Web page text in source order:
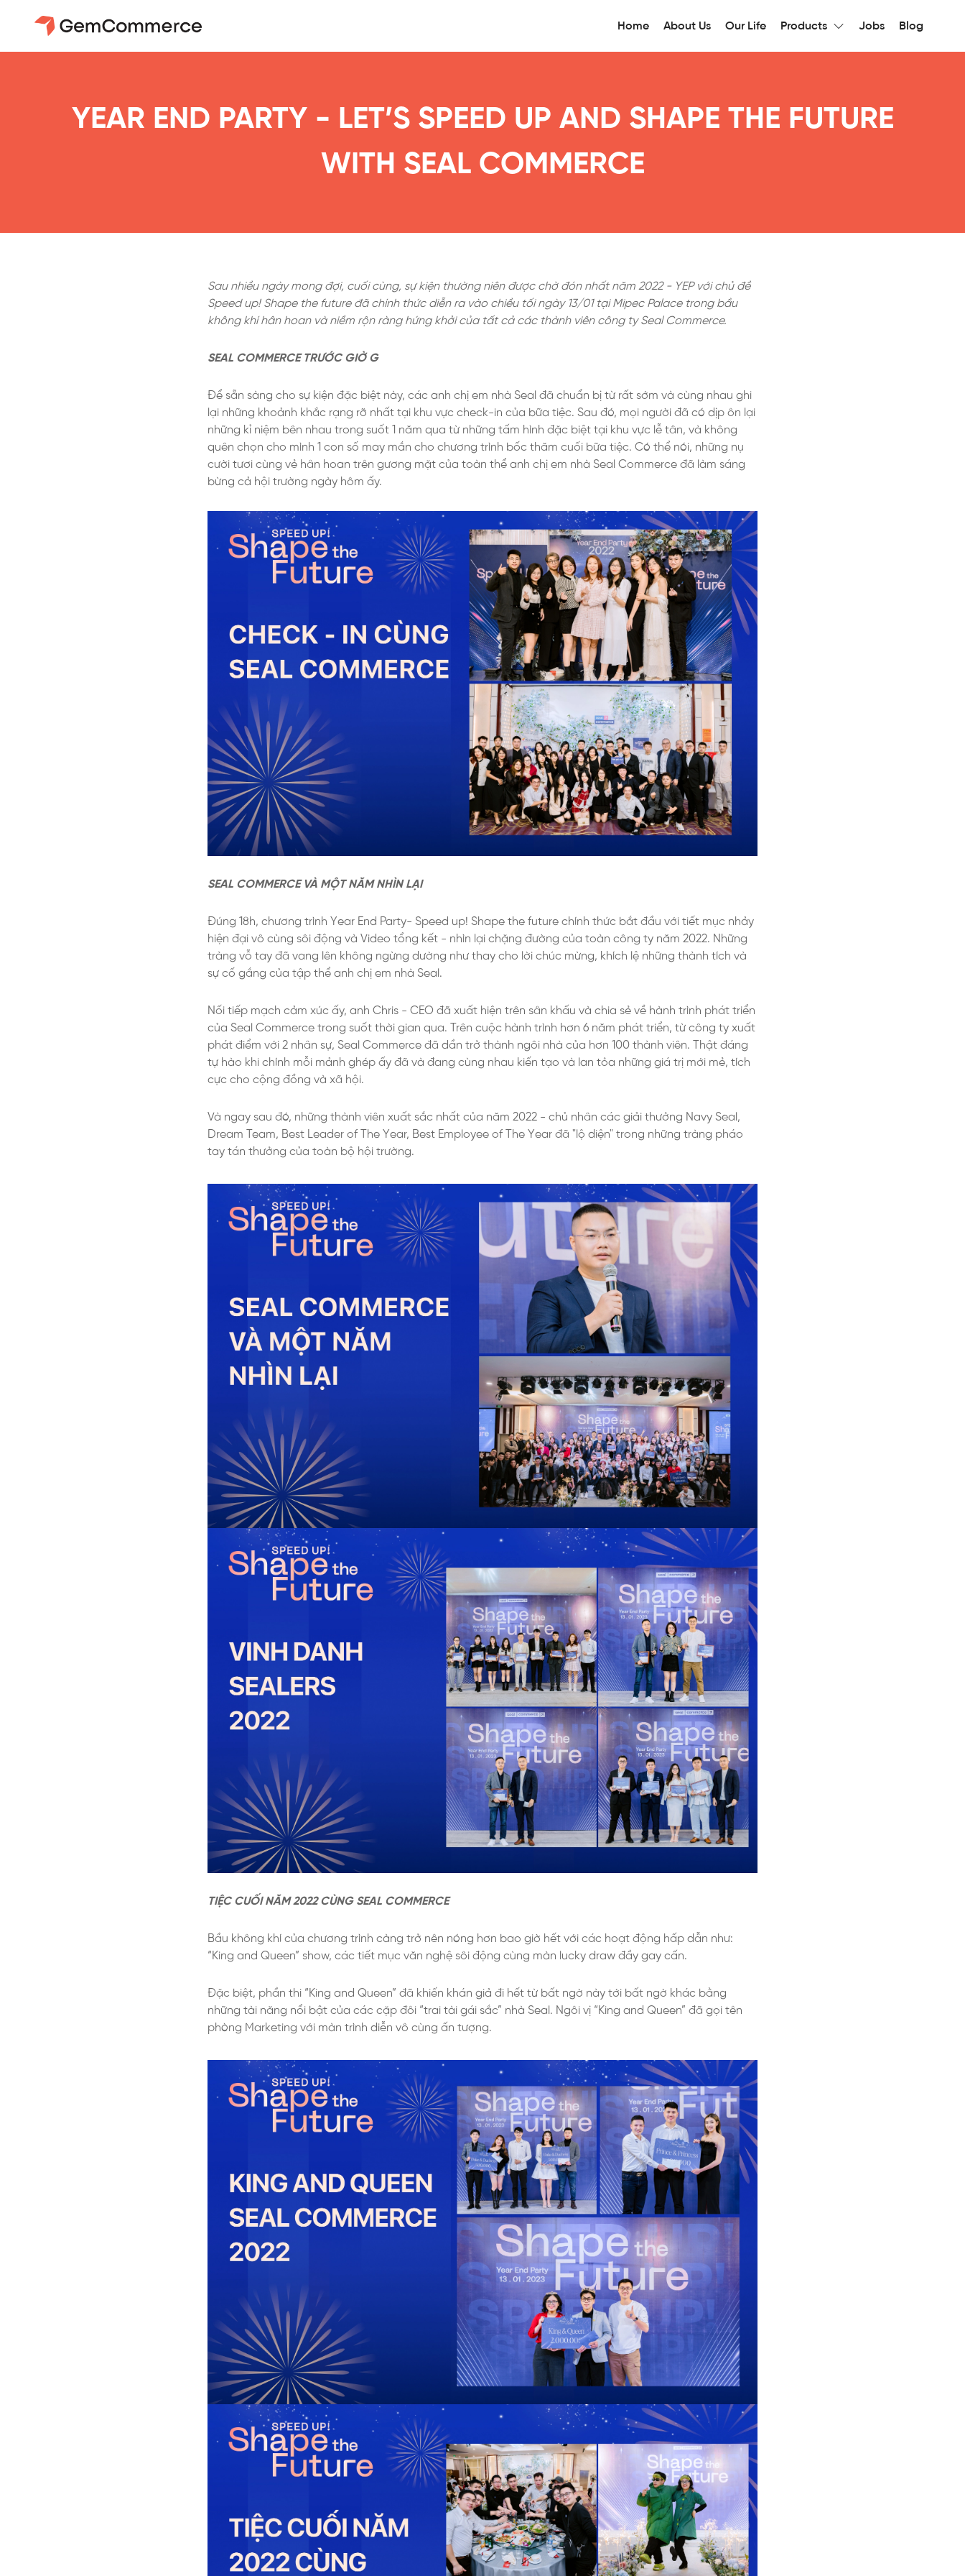
Home About Us Our Life Products Jobs Blog
YEAR END PARTY - LET’S SPEED UP AND SHAPE THE FUTURE
WITH SEAL COMMERCE
Sau nhiều ngày mong đợi, cuối cùng, sự kiện thường niên được chờ đón nhất năm 2022 - YEP với chủ đề
Speed up! Shape the future đã chính thức diễn ra vào chiều tối ngày 13/01 tại Mipec Palace trong bầu
không khí hân hoan và niềm rộn ràng hứng khởi của tất cả các thành viên công ty Seal Commerce.
SEAL COMMERCE TRƯỚC GIỜ G
Để sẵn sàng cho sự kiện đặc biệt này, các anh chị em nhà Seal đã chuẩn bị từ rất sớm và cùng nhau ghi
lại những khoảnh khắc rạng rỡ nhất tại khu vực check-in của bữa tiệc. Sau đó, mọi người đã có dịp ôn lại
những kỉ niệm bên nhau trong suốt 1 năm qua từ những tấm hình đặc biệt tại khu vực lễ tân, và không
quên chọn cho mình 1 con số may mắn cho chương trình bốc thăm cuối bữa tiệc. Có thể nói, những nụ
cười tươi cùng vẻ hân hoan trên gương mặt của toàn thể anh chị em nhà Seal Commerce đã làm sáng
bừng cả hội trường ngày hôm ấy.
SEAL COMMERCE VÀ MỘT NĂM NHÌN LẠI
Đúng 18h, chương trình Year End Party- Speed up! Shape the future chính thức bắt đầu với tiết mục nhảy
hiện đại vô cùng sôi động và Video tổng kết - nhìn lại chặng đường của toàn công ty năm 2022. Những
tràng vỗ tay đã vang lên không ngừng dường như thay cho lời chúc mừng, khích lệ những thành tích và
sự cố gắng của tập thể anh chị em nhà Seal.
Nối tiếp mạch cảm xúc ấy, anh Chris - CEO đã xuất hiện trên sân khấu và chia sẻ về hành trình phát triển
của Seal Commerce trong suốt thời gian qua. Trên cuộc hành trình hơn 6 năm phát triển, từ công ty xuất
phát điểm với 2 nhân sự, Seal Commerce đã dần trở thành ngôi nhà của hơn 100 thành viên. Thật đáng
tự hào khi chính mỗi mảnh ghép ấy đã và đang cùng nhau kiến tạo và lan tỏa những giá trị mới mẻ, tích
cực cho cộng đồng và xã hội.
Và ngay sau đó, những thành viên xuất sắc nhất của năm 2022 - chủ nhân các giải thưởng Navy Seal,
Dream Team, Best Leader of The Year, Best Employee of The Year đã "lộ diện" trong những tràng pháo
tay tán thưởng của toàn bộ hội trường.
TIỆC CUỐI NĂM 2022 CÙNG SEAL COMMERCE
Bầu không khí của chương trình càng trở nên nóng hơn bao giờ hết với các hoạt động hấp dẫn như:
“King and Queen” show, các tiết mục văn nghệ sôi động cùng màn lucky draw đầy gay cấn.
Đặc biệt, phần thi “King and Queen” đã khiến khán giả đi hết từ bất ngờ này tới bất ngờ khác bằng
những tài năng nổi bật của các cặp đôi “trai tài gái sắc” nhà Seal. Ngôi vị “King and Queen” đã gọi tên
phòng Marketing với màn trình diễn vô cùng ấn tượng.